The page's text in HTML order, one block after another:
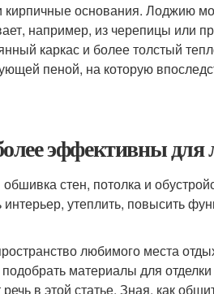
кирпичные основания. Лоджию
например, из черепицы или
каркас и более толстый
пеной, на которую
эффективны
стен, потолка и
утеплить, повысить
любимого места
материалы для
в этой статье. Зная, как